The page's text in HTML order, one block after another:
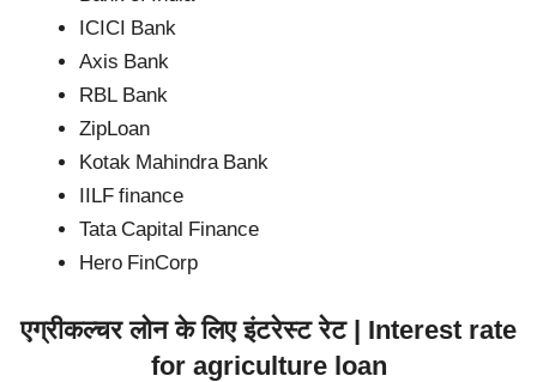
ICICI Bank
Axis Bank
RBL Bank
ZipLoan
Kotak Mahindra Bank
IILF finance
Tata Capital Finance
Hero FinCorp
एग्रीकल्चर लोन के लिए इंटरेस्ट रेट | Interest rate
for agriculture loan